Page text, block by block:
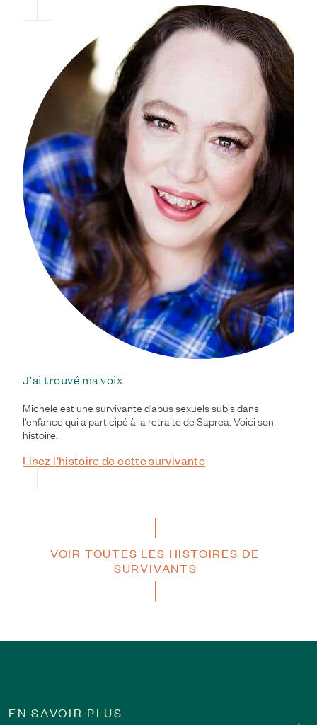
J’ai trouvé ma voix
Michele est une survivante d'abus sexuels subis dans
l'enfance qui a participé à la retraite de Saprea. Voici son
histoire.
Lisez l'histoire de cette survivante
VOIR TOUTES LES HISTOIRES DE
SURVIVANTS
EN SAVOIR PLUS